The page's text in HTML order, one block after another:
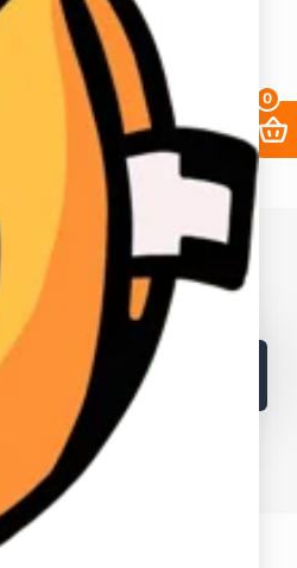
02405202310226.
поставщикаБраузеры
выгоднее?Контакты
Поддержка магазина
0